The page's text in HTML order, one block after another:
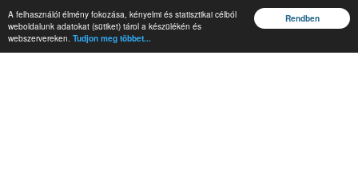
Rendben
A felhasználói élmény fokozása, kényelmi és statisztikai célból
weboldalunk adatokat (sütiket) tárol a készülékén és
webszervereken. Tudjon meg többet...
Felnőttképzési nyilvántartási szám B/2020/000166
Felnőttképzési engedély száma: E/2020/000085